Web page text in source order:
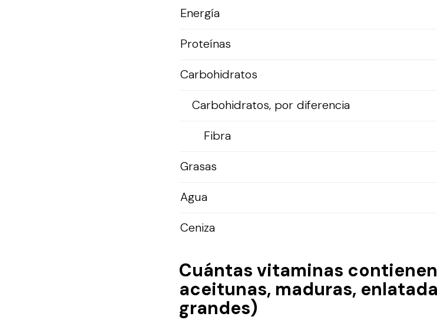
Energía
Proteínas
Carbohidratos
Carbohidratos, por diferencia
Fibra
Grasas
Agua
Ceniza
Cuántas vitaminas
aceitunas, maduras,
grandes)